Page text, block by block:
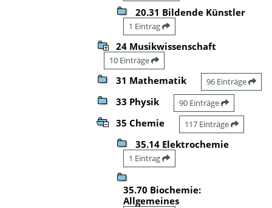
20.31 Bildende Künstler
1 Eintrag
24 Musikwissenschaft
10 Einträge
31 Mathematik 96 Einträge
33 Physik 90 Einträge
35 Chemie 117 Einträge
35.14 Elektrochemie
1 Eintrag
35.70 Biochemie:
Allgemeines